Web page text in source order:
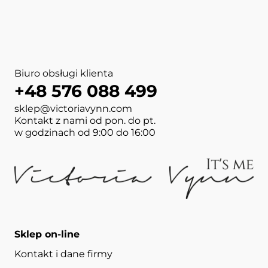
Biuro obsługi klienta
+48 576 088 499
sklep@victoriavynn.com
Kontakt z nami od pon. do pt.
w godzinach od 9:00 do 16:00
Sklep on-line
Kontakt i dane firmy